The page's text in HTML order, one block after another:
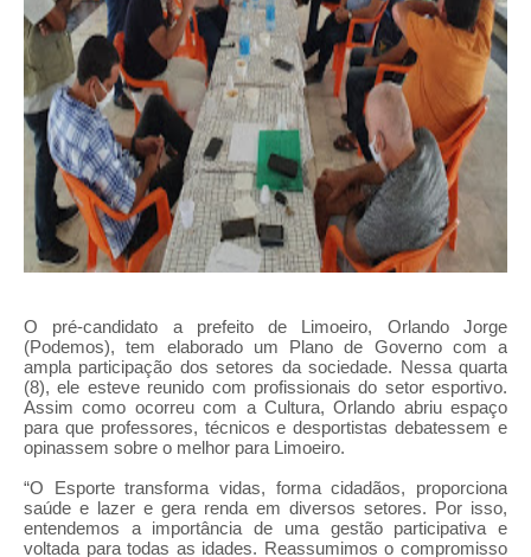
O pré-candidato a prefeito de Limoeiro, Orlando Jorge
(Podemos), tem elaborado um Plano de Governo com a
ampla participação dos setores da sociedade. Nessa quarta
(8), ele esteve reunido com profissionais do setor esportivo.
Assim como ocorreu com a Cultura, Orlando abriu espaço
para que professores, técnicos e desportistas debatessem e
opinassem sobre o melhor para Limoeiro.
“O Esporte transforma vidas, forma cidadãos, proporciona
saúde e lazer e gera renda em diversos setores. Por isso,
entendemos a importância de uma gestão participativa e
voltada para todas as idades. Reassumimos o compromisso